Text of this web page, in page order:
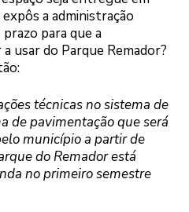
a administração
para que a
usar do Parque Remador?
técnicas no sistema de
de pavimentação que será
município a partir de
do Remador está
no primeiro semestre